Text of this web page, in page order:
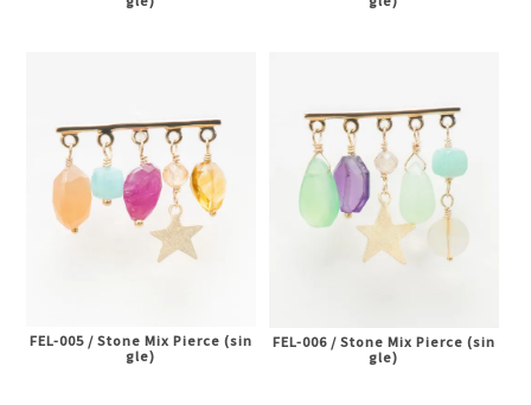
FEL-005 / Stone Mix Pierce (sin
gle)
FEL-006 / Stone Mix Pierce (sin
gle)